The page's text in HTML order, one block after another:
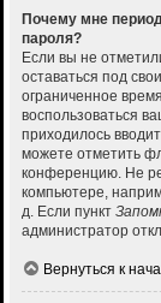
Почему мне
пароля?
Если вы не
оставаться под
ограниченное
воспользоваться
приходилось
можете отметить
конференцию. Не
компьютере,
д. Если пункт
администратор
Вернуться к